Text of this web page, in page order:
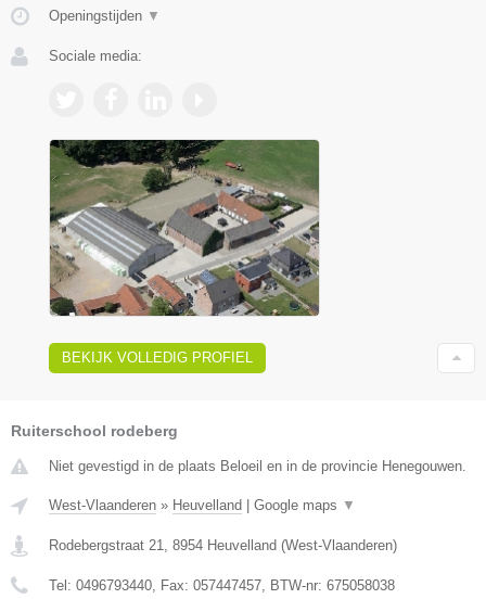
Openingstijden ▼
Sociale media:
BEKIJK VOLLEDIG PROFIEL
Ruiterschool rodeberg
Niet gevestigd in de plaats Beloeil en in de provincie Henegouwen.
West-Vlaanderen » Heuvelland Google maps ▼
Rodebergstraat 21 8954 Heuvelland (West-Vlaanderen)
Tel: 0496793440 , Fax: 057447457 , BTW-nr: 675058038